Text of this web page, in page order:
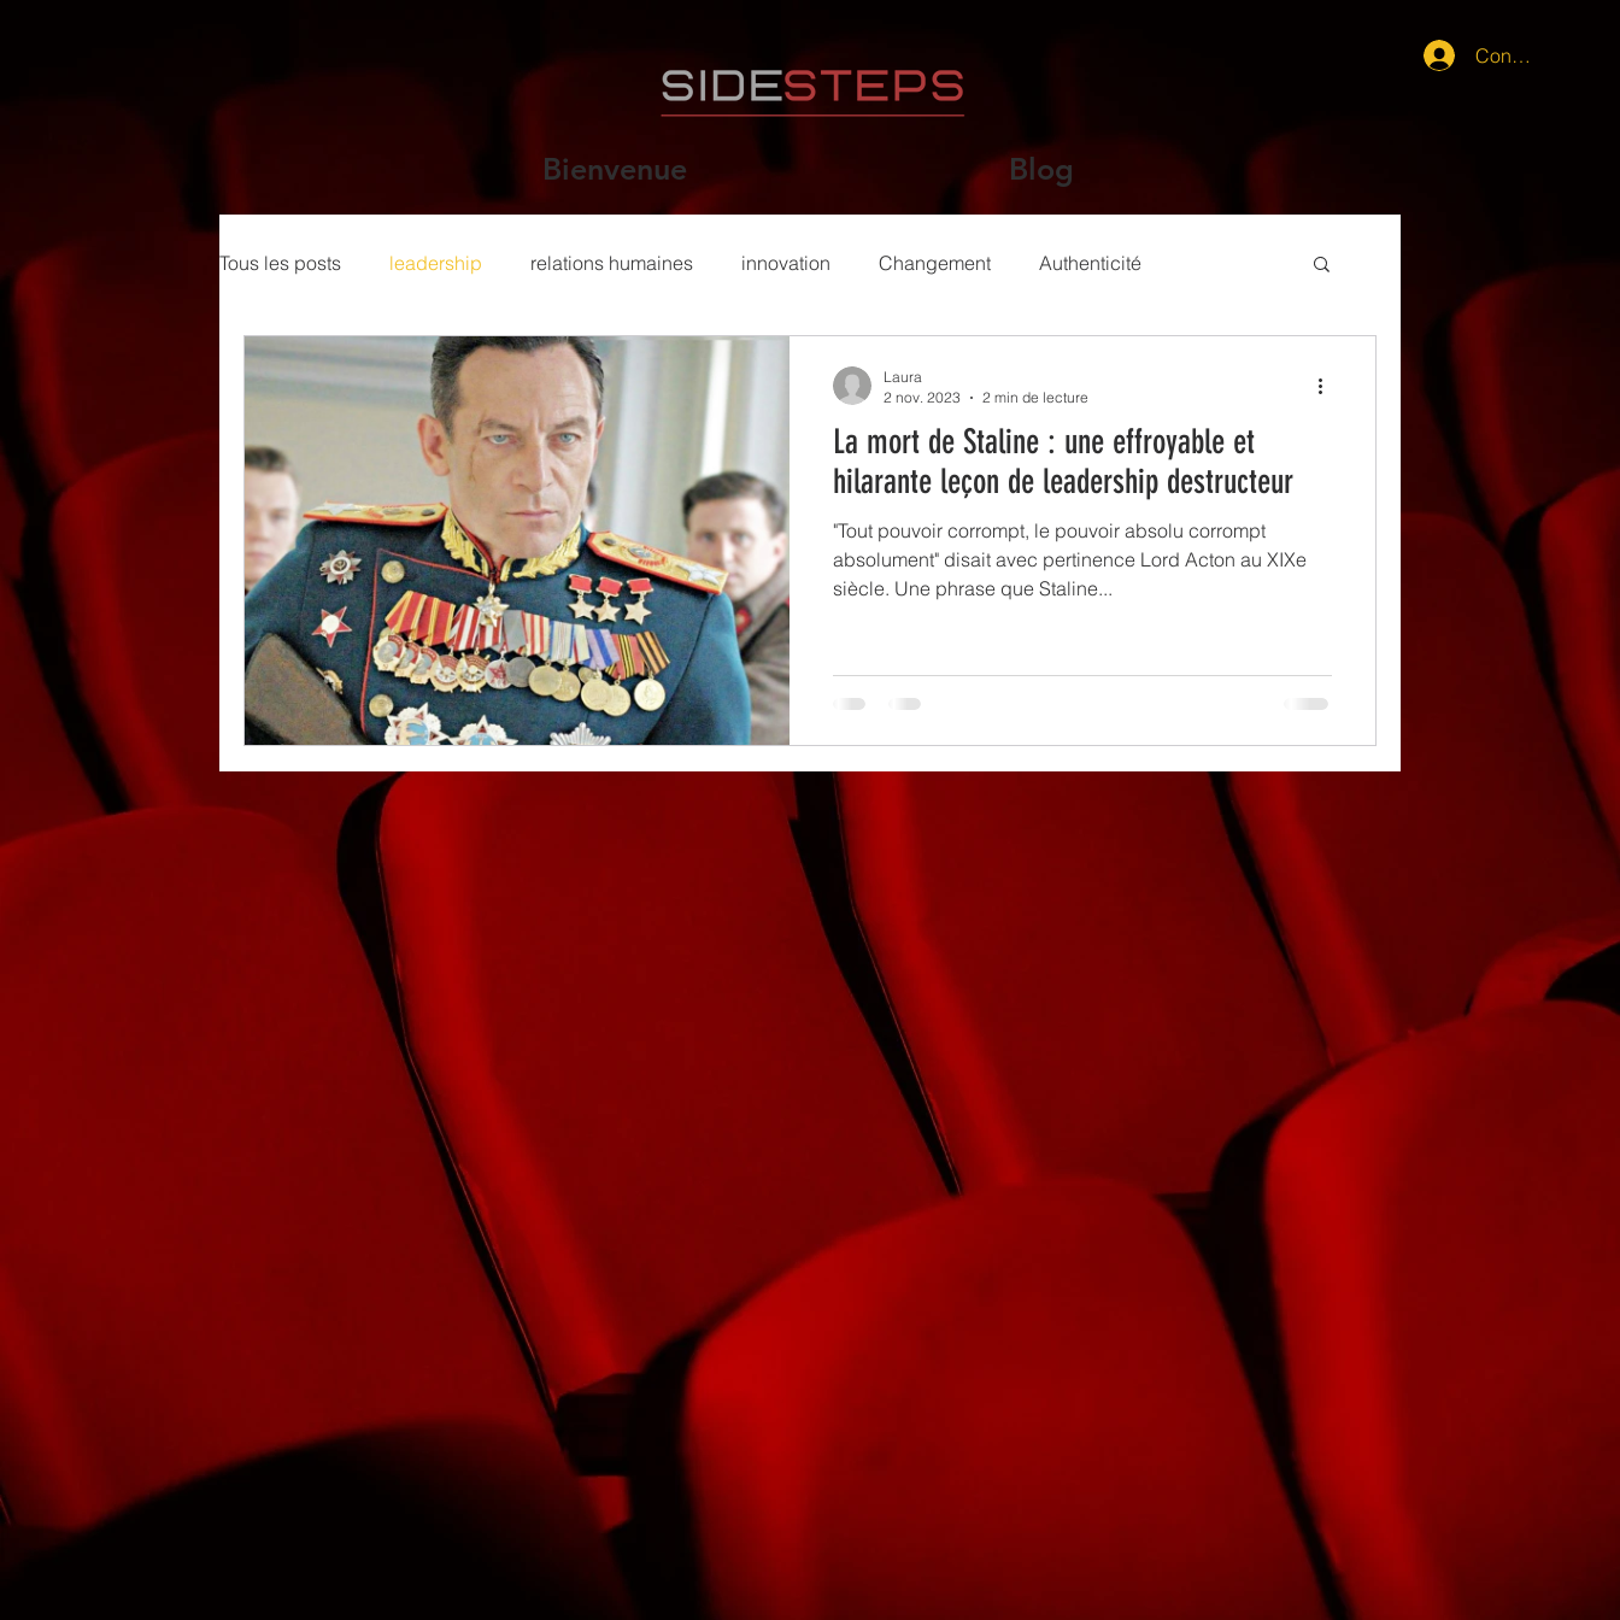
Bienvenue Blog
Connexion
Tous les posts leadership relations humaines innovation Changement Authenticité
Gouvernance Décider resolution de conflits
La mort de Staline : une effroyable et
hilarante leçon de leadership destructeur
"Tout pouvoir corrompt, le pouvoir absolu corrompt
absolument" disait avec pertinence Lord Acton au XIXe
siècle. Une phrase que Staline...
Laura
2 nov. 2023
2 min de lecture